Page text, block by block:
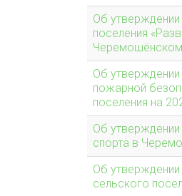
Об
поселения
Черемошёнском
Об
пожарной
поселения на
Об утверждении
спорта в
Об
сельского